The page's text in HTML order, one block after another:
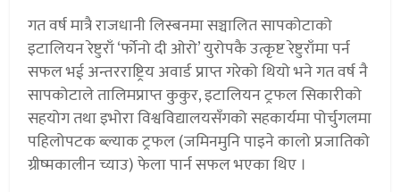
गत वर्ष मात्रै राजधानी लिस्बनमा सञ्चालित सापकोटाको
इटालियन रेष्टुराँ ‘र्फोनो दी ओरो’ युरोपकै उत्कृष्ट रेष्टुराँमा पर्न
सफल भई अन्तरराष्ट्रिय अवार्ड प्राप्त गरेको थियो भने गत वर्ष नै
सापकोटाले तालिमप्राप्त कुकुर, इटालियन ट्रफल सिकारीको
सहयोग तथा इभोरा विश्वविद्यालयसँगको सहकार्यमा पोर्चुगलमा
पहिलोपटक ब्ल्याक ट्रफल (जमिनमुनि पाइने कालो प्रजातिको
ग्रीष्मकालीन च्याउ) फेला पार्न सफल भएका थिए ।